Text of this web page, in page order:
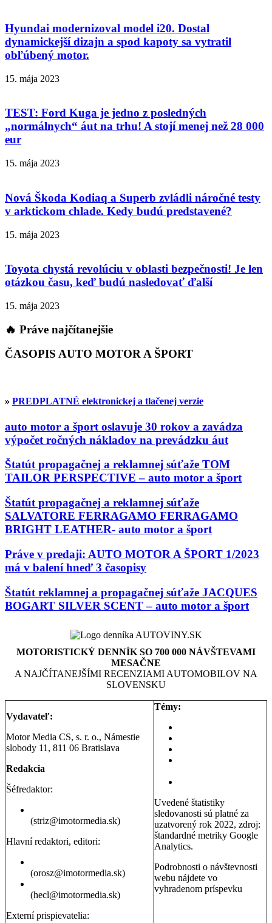
Hyundai modernizoval model i20. Dostal
dynamickejší dizajn a spod kapoty sa vytratil
obľúbený motor.
15. mája 2023
TEST: Ford Kuga je jedno z posledných
„normálnych“ áut na trhu! A stojí menej než 28 000
eur
15. mája 2023
Nová Škoda Kodiaq a Superb zvládli náročné testy
v arktickom chlade. Kedy budú predstavené?
15. mája 2023
Toyota chystá revolúciu v oblasti bezpečnosti! Je len
otázkou času, keď budú nasledovať ďalší
15. mája 2023
🔥 Práve najčítanejšie
ČASOPIS AUTO MOTOR A ŠPORT
» PREDPLATNÉ elektronickej a tlačenej verzie
auto motor a šport oslavuje 30 rokov a zavádza
výpočet ročných nákladov na prevádzku áut
Štatút propagačnej a reklamnej súťaže TOM
TAILOR PERSPECTIVE – auto motor a šport
Štatút propagačnej a reklamnej súťaže
SALVATORE FERRAGAMO FERRAGAMO
BRIGHT LEATHER- auto motor a šport
Práve v predaji: AUTO MOTOR A ŠPORT 1/2023
má v balení hneď 3 časopisy
Štatút reklamnej a propagačnej súťaže JACQUES
BOGART SILVER SCENT – auto motor a šport
MOTORISTICKÝ DENNÍK SO 700 000 NÁVŠTEVAMI
MESAČNE
A NAJČÍTANEJŠÍMI RECENZIAMI AUTOMOBILOV NA
SLOVENSKU
Vydavateľ:
Motor Media CS, s. r. o., Námestie
slobody 11, 811 06 Bratislava
Redakcia
Šéfredaktor:
(striz@imotormedia.sk)
Hlavní redaktori, editori:
(orosz@imotormedia.sk)
(hecl@imotormedia.sk)
Externí prispievatelia:
Témy:
Uvedené štatistiky
sledovanosti sú platné za
uzatvorený rok 2022, zdroj:
štandardné metriky Google
Analytics.
Podrobnosti o návštevnosti
webu nájdete vo
vyhradenom príspevku